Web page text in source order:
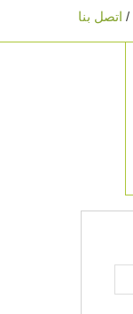
/ اتصل بنا